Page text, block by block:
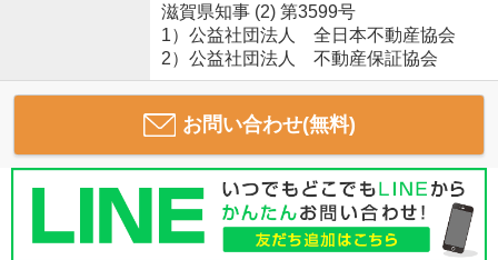
滋賀県知事 (2) 第3599号
1）公益社団法人 全日本不動産協会
2）公益社団法人 不動産保証協会
お問い合わせ(無料)